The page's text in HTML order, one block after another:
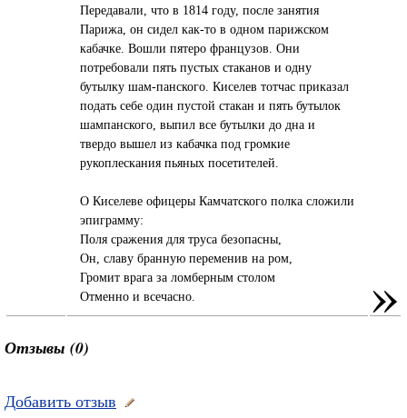
Передавали, что в 1814 году, после занятия
Парижа, он сидел как-то в одном парижском
кабачке. Вошли пятеро французов. Они
потребовали пять пустых стаканов и одну
бутылку шам-панского. Киселев тотчас приказал
подать себе один пустой стакан и пять бутылок
шампанского, выпил все бутылки до дна и
твердо вышел из кабачка под громкие
рукоплескания пьяных посетителей.
О Киселеве офицеры Камчатского полка сложили
эпиграмму:
Поля сражения для труса безопасны,
Он, славу бранную переменив на ром,
Громит врага за ломберным столом
Отменно и всечасно.
»
Отзывы (0)
Добавить отзыв